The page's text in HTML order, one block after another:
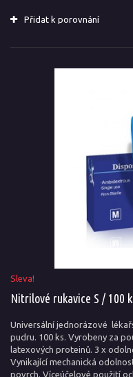
Přidat k porovnání
Sleva!
Nitrilové rukavice S / 100
Universální jednorázové
pudru. 100 ks. Vyrobeny za
latexových proteinů. 3 x
Vynikající mechanická
povrch. Víceúčelové použití